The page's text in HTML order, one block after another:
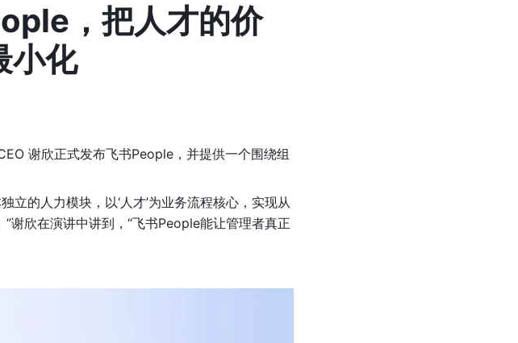
，把人才的价
小化
谢欣正式发布飞书People，并提供一个围绕组
立的人力模块，以‘人才’为业务流程核心，实现从
谢欣在演讲中讲到，“飞书People能让管理者真正